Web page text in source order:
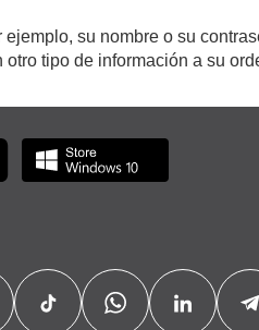
su nombre o su
tipo de información a su